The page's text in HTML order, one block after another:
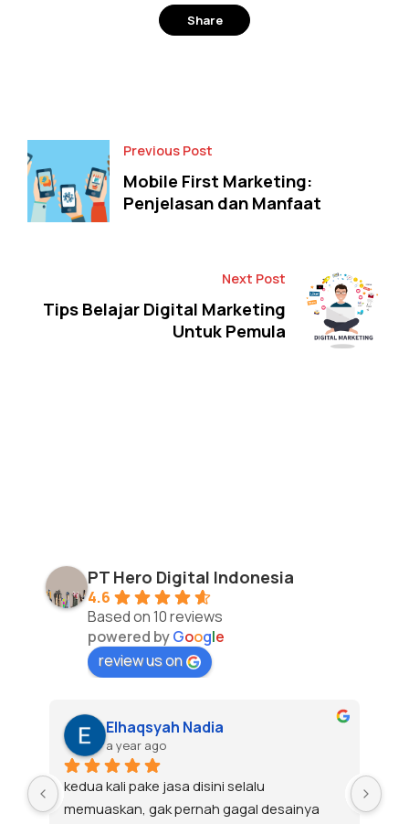
Share
Previous Post
Mobile First Marketing:
Penjelasan dan Manfaat
Next Post
Tips Belajar Digital Marketing
Untuk Pemula
PT Hero Digital Indonesia
4.6
Based on 10 reviews
powered byGoogle
review us on
Gasey Dyo
a year ago
Keren banget hasilnya mantap